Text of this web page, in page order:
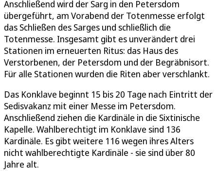
Anschließend wird der Sarg in den Petersdom
übergeführt, am Vorabend der Totenmesse erfolgt
das Schließen des Sarges und schließlich die
Totenmesse. Insgesamt gibt es unverändert drei
Stationen im erneuerten Ritus: das Haus des
Verstorbenen, der Petersdom und der Begräbnisort.
Für alle Stationen wurden die Riten aber verschlankt.
Das Konklave beginnt 15 bis 20 Tage nach Eintritt der
Sedisvakanz mit einer Messe im Petersdom.
Anschließend ziehen die Kardinäle in die Sixtinische
Kapelle. Wahlberechtigt im Konklave sind 136
Kardinäle. Es gibt weitere 116 wegen ihres Alters
nicht wahlberechtigte Kardinäle - sie sind über 80
Jahre alt.